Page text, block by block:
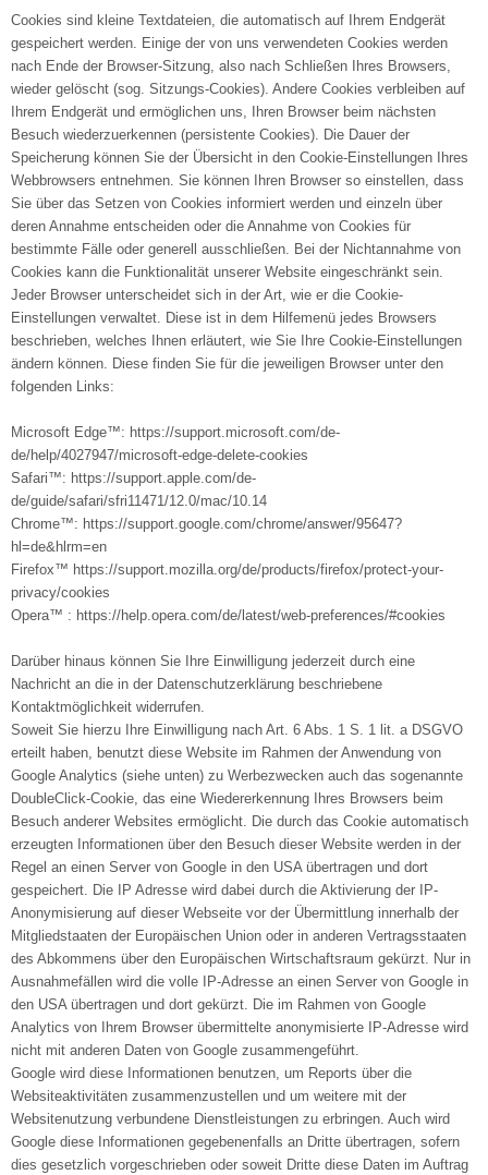
Cookies sind kleine Textdateien, die automatisch auf Ihrem Endgerät
gespeichert werden. Einige der von uns verwendeten Cookies werden
nach Ende der Browser-Sitzung, also nach Schließen Ihres Browsers,
wieder gelöscht (sog. Sitzungs-Cookies). Andere Cookies verbleiben auf
Ihrem Endgerät und ermöglichen uns, Ihren Browser beim nächsten
Besuch wiederzuerkennen (persistente Cookies). Die Dauer der
Speicherung können Sie der Übersicht in den Cookie-Einstellungen Ihres
Webbrowsers entnehmen. Sie können Ihren Browser so einstellen, dass
Sie über das Setzen von Cookies informiert werden und einzeln über
deren Annahme entscheiden oder die Annahme von Cookies für
bestimmte Fälle oder generell ausschließen. Bei der Nichtannahme von
Cookies kann die Funktionalität unserer Website eingeschränkt sein.
Jeder Browser unterscheidet sich in der Art, wie er die Cookie-
Einstellungen verwaltet. Diese ist in dem Hilfemenü jedes Browsers
beschrieben, welches Ihnen erläutert, wie Sie Ihre Cookie-Einstellungen
ändern können. Diese finden Sie für die jeweiligen Browser unter den
folgenden Links:
Microsoft Edge™: https://support.microsoft.com/de-
de/help/4027947/microsoft-edge-delete-cookies
Safari™: https://support.apple.com/de-
de/guide/safari/sfri11471/12.0/mac/10.14
Chrome™: https://support.google.com/chrome/answer/95647?
hl=de&hlrm=en
Firefox™ https://support.mozilla.org/de/products/firefox/protect-your-
privacy/cookies
Opera™ : https://help.opera.com/de/latest/web-preferences/#cookies
Darüber hinaus können Sie Ihre Einwilligung jederzeit durch eine
Nachricht an die in der Datenschutzerklärung beschriebene
Kontaktmöglichkeit widerrufen.
Soweit Sie hierzu Ihre Einwilligung nach Art. 6 Abs. 1 S. 1 lit. a DSGVO
erteilt haben, benutzt diese Website im Rahmen der Anwendung von
Google Analytics (siehe unten) zu Werbezwecken auch das sogenannte
DoubleClick-Cookie, das eine Wiedererkennung Ihres Browsers beim
Besuch anderer Websites ermöglicht. Die durch das Cookie automatisch
erzeugten Informationen über den Besuch dieser Website werden in der
Regel an einen Server von Google in den USA übertragen und dort
gespeichert. Die IP Adresse wird dabei durch die Aktivierung der IP-
Anonymisierung auf dieser Webseite vor der Übermittlung innerhalb der
Mitgliedstaaten der Europäischen Union oder in anderen Vertragsstaaten
des Abkommens über den Europäischen Wirtschaftsraum gekürzt. Nur in
Ausnahmefällen wird die volle IP-Adresse an einen Server von Google in
den USA übertragen und dort gekürzt. Die im Rahmen von Google
Analytics von Ihrem Browser übermittelte anonymisierte IP-Adresse wird
nicht mit anderen Daten von Google zusammengeführt.
Google wird diese Informationen benutzen, um Reports über die
Websiteaktivitäten zusammenzustellen und um weitere mit der
Websitenutzung verbundene Dienstleistungen zu erbringen. Auch wird
Google diese Informationen gegebenenfalls an Dritte übertragen, sofern
dies gesetzlich vorgeschrieben oder soweit Dritte diese Daten im Auftrag